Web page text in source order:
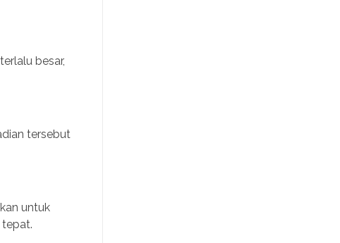
besar,
tersebut
untuk